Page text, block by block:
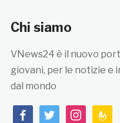
Chi siamo
VNews24 è il nuovo
giovani, per le notizie e
dal mondo
facebooktwitterinstagram